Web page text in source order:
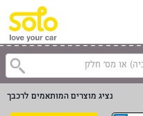
נציג מוצרים המותאמים לרכבך